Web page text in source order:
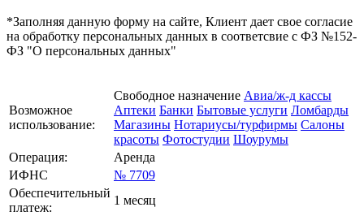
*Заполняя данную форму на сайте, Клиент дает свое согласие
на обработку персональных данных в соответсвие с ФЗ №152-
ФЗ "О персональных данных"
Возможное
использование:
Свободное назначение Авиа/ж-д кассы
Аптеки Банки Бытовые услуги Ломбарды
Магазины Нотариусы/турфирмы Салоны
красоты Фотостудии Шоурумы
Операция:
Аренда
ИФНС
№ 7709
Обеспечительный
платеж:
1 месяц